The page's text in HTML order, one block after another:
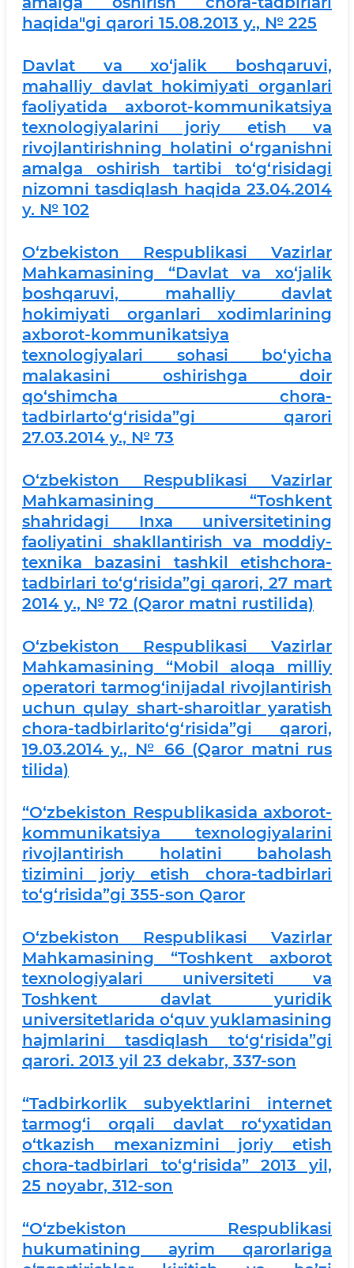
haqida"gi qarori 15.08.2013 y., № 225
Davlat va xo‘jalik boshqaruvi,
mahalliy davlat hokimiyati organlari
faoliyatida axborot-kommunikatsiya
texnologiyalarini joriy etish va
rivojlantirishning holatini o‘rganishni
amalga oshirish tartibi to‘g‘risidagi
nizomni tasdiqlash haqida 23.04.2014
y. № 102
O‘zbekiston Respublikasi Vazirlar
Mahkamasining “Davlat va xo‘jalik
boshqaruvi, mahalliy davlat
hokimiyati organlari xodimlarining
axborot-kommunikatsiya
texnologiyalari sohasi bo‘yicha
malakasini oshirishga doir
qo‘shimcha chora-
tadbirlarto‘g‘risida”gi qarori
27.03.2014 y., № 73
O‘zbekiston Respublikasi Vazirlar
Mahkamasining “Toshkent
shahridagi Inxa universitetining
faoliyatini shakllantirish va moddiy-
texnika bazasini tashkil etishchora-
tadbirlari to‘g‘risida”gi qarori, 27 mart
2014 y., № 72 (Qaror matni rustilida)
O‘zbekiston Respublikasi Vazirlar
Mahkamasining “Mobil aloqa milliy
operatori tarmog‘inijadal rivojlantirish
uchun qulay shart-sharoitlar yaratish
chora-tadbirlarito‘g‘risida”gi qarori,
19.03.2014 y., № 66 (Qaror matni rus
tilida)
“O‘zbekiston Respublikasida axborot-
kommunikatsiya texnologiyalarini
rivojlantirish holatini baholash
tizimini joriy etish chora-tadbirlari
to‘g‘risida”gi 355-son Qaror
O‘zbekiston Respublikasi Vazirlar
Mahkamasining “Toshkent axborot
texnologiyalari universiteti va
Toshkent davlat yuridik
universitetlarida o‘quv yuklamasining
hajmlarini tasdiqlash to‘g‘risida”gi
qarori. 2013 yil 23 dekabr, 337-son
“Tadbirkorlik subyektlarini internet
tarmog‘i orqali davlat ro‘yxatidan
o‘tkazish mexanizmini joriy etish
chora-tadbirlari to‘g‘risida” 2013 yil,
25 noyabr, 312-son
“O‘zbekiston Respublikasi
hukumatining ayrim qarorlariga